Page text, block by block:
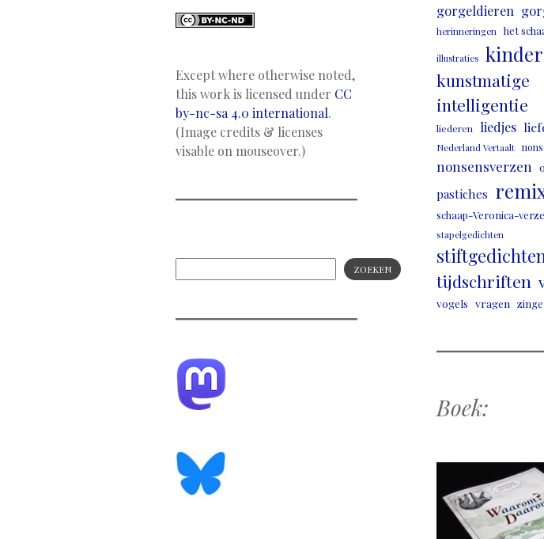
Except where otherwise noted,
this work is licensed under CC
by-nc-sa 4.0 international.
(Image credits & licenses
visable on mouseover.)
ZOEKEN
gorgeldieren
herinneringen het
illustraties
kunstmatige
intelligentie
liederen liedjes
Nederland Vertaalt
nonsensverzen
pastiches
schaap-Veronica-
stapelgedichten
tijdschriften
vogels vragen
Boek: